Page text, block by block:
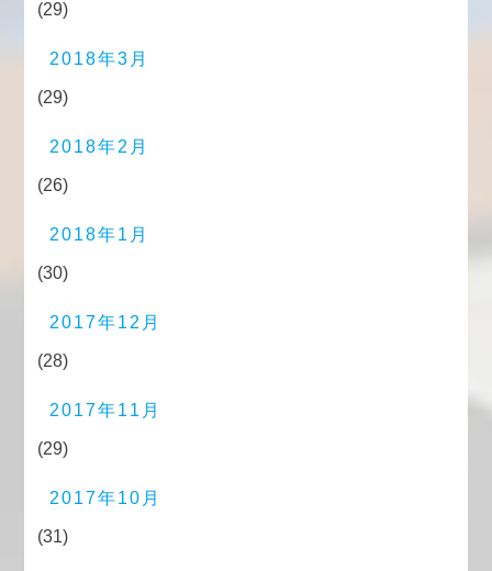
(29)
2018年3月
(29)
2018年2月
(26)
2018年1月
(30)
2017年12月
(28)
2017年11月
(29)
2017年10月
(31)